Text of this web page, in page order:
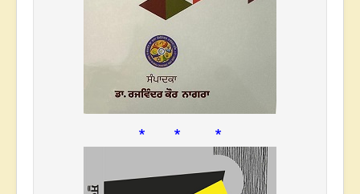
* * *